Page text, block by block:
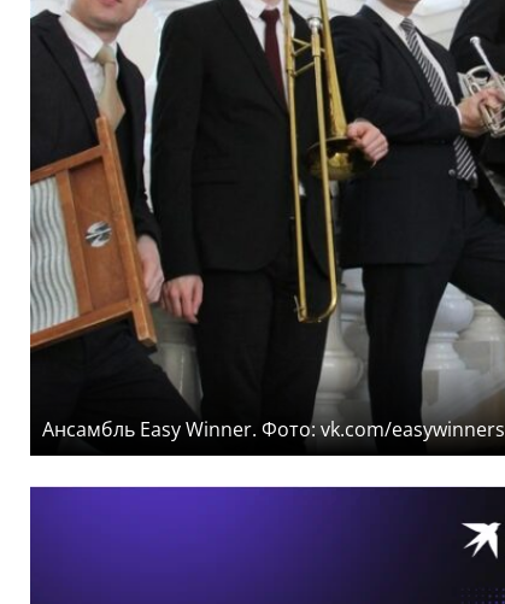
Ансамбль Easy Winner. Фото: vk.com/easywinners